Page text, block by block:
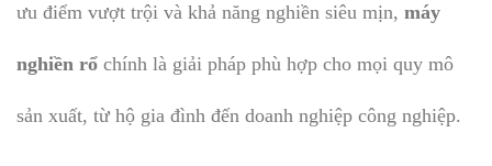
ưu điểm vượt trội và khả năng nghiền siêu mịn, máy
nghiền rổ chính là giải pháp phù hợp cho mọi quy mô
sản xuất, từ hộ gia đình đến doanh nghiệp công nghiệp.